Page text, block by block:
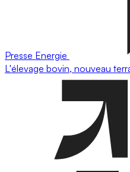
Presse Energie
L'élevage bovin, nouveau